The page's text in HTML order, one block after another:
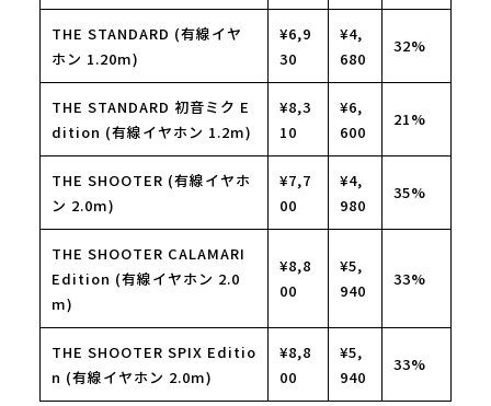
THE STANDARD (有線イヤ
ホン 1.20m)
¥6,9
30
¥4,
680
32%
THE STANDARD 初音ミク E
dition (有線イヤホン 1.2m)
¥8,3
10
¥6,
600
21%
THE SHOOTER (有線イヤホ
ン 2.0m)
¥7,7
00
¥4,
980
35%
THE SHOOTER CALAMARI
Edition (有線イヤホン 2.0
m)
¥8,8
00
¥5,
940
33%
THE SHOOTER SPIX Editio
n (有線イヤホン 2.0m)
¥8,8
00
¥5,
940
33%